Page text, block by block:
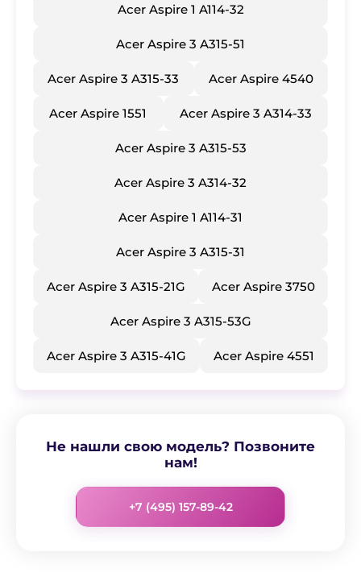
Acer Aspire 1 A114-32
Acer Aspire 3 A315-51
Acer Aspire 3 A315-33 Acer Aspire 4540
Acer Aspire 1551 Acer Aspire 3 A314-33
Acer Aspire 3 A315-53
Acer Aspire 3 A314-32
Acer Aspire 1 A114-31
Acer Aspire 3 A315-31
Acer Aspire 3 A315-21G Acer Aspire 3750
Acer Aspire 3 A315-53G
Acer Aspire 3 A315-41G Acer Aspire 4551
Не нашли свою модель? Позвоните
нам!
+7 (495) 157-89-42